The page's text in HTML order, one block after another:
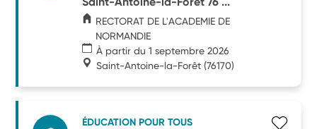
RECTORAT DE L'ACADEMIE DE
NORMANDIE
À partir du 1 septembre 2026
Saint-Antoine-la-Forêt (76170)
ÉDUCATION POUR TOUS